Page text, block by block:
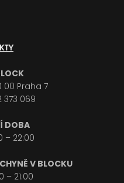
00 Praha 7
373 069
DOBA
– 22:00
V BLOCKU
– 21:00